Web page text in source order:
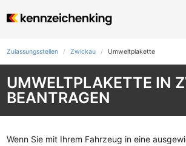
Zulassungsstellen Zwickau Umweltplakette
UMWELTPLAKETTE IN
BEANTRAGEN
Wenn Sie mit Ihrem Fahrzeug in eine